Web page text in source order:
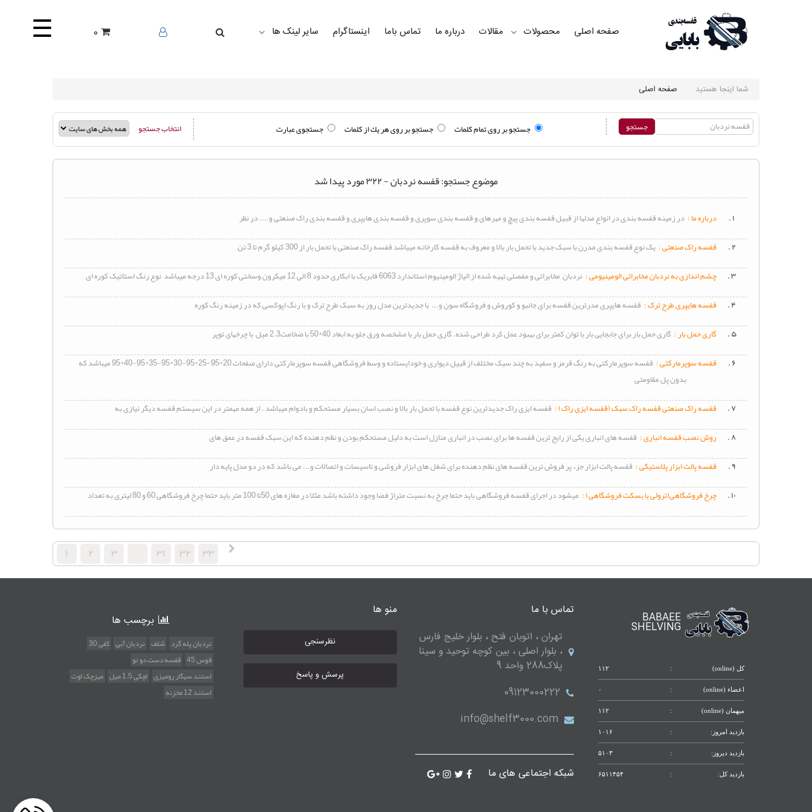
4
صفحه اصلی محصولات مقالات درباره ما تماس باما اینستاگرام سایر لینک ها 0
☰
شما اینجا هستید صفحه اصلی
جستجو بر روی تمام كلمات جستجو بر روی هر يك از كلمات جستجوی عبارت انتخاب جستجو
موضوع جستجو: قفسه نردبان - ۳۲۲ مورد پیدا شد
۱ . درباره ما : در زمینهقفسهبندی در انواع مدلها از قبیلقفسهبندی پیچ و مهرهای وقفسهبندی سوپری وقفسهبندی هایپری وقفسهبندی راک صنعتی و.... در نظر
۲ .
قفسهراک صنعتی : یک نوعقفسهبندی مدرن با سبک جدید با تحمل بار بالا و معروف بهقفسهکارخانه میباشدقفسهراک صنعتی با تحمل بار از 300 کیلو گرم تا 3 تن
۳ .
چشم اندازی به نردبان مخابراتی الومینیومی : نردبان مخابراتی و مفصلی تهیه شده از الیاژ الومینیوم استاندارد 6063 فابریک با ابکاری حدود 8 الی 12 میکرون وسختی کوره ای 13 درجه میباشد نوع رنگ استاتیک کوره ای
۴ .
قفسههایپری طرح ترک : قفسههایپری مدرترینقفسهبرای جانبو و کوروش و فروشگاه سون و... با جدیدترین مدل روز به سبک طرح ترک و با رنگ اپوکسی که در زمینه رنگ کوره
۵ .
گاری حمل بار : گاری حمل بار برای جابجایی بار با توان کمتر برای بهبود عمل کرد طراحی شده. گاری حمل بار با مشخصه ورق جلو به ابعاد 40*50 با ضخامت2.3 میل با چرخهای توپر
۶ .
قفسهسوپرمارکتی : قفسهسوپرمارکتی به رنگ قرمز و سفید به چند سبک مختلف از قبیل دیواری و خودایستاده و وسط فروشگاهیقفسه
سوپرمارکتی دارای صفحات 20*95-25*95-30*95-35*95-40*95 میباشد که
بدون پل مقاومتی
۷ .
قفسهراک صنعتیقفسهراک سبک (قفسهایزی راک) : قفسهایزی راک جدیدترین نوعقفسهبا تحمل بار بالا و نصب اسان بسیار مستحکم و بادوام میباشد . از همه مهمتر در این سیستمقفسهدیگر نیازی به
۸ .
روش نصبقفسهانباری : قفسههای انباری یکی از رایج ترینقفسهها برای نصب در انباری منازل است به دلیل مستحکم بودن و نظم دهنده که این سبکقفسهدر عمق های
۹ .
قفسهپالت ابزار پلاستیکی : قفسهپالت ابزار جزء پر فروش ترینقفسههای نظم دهنده برای شغل های ابزار فروشی و تاسیسات و اتصالات و... می باشد که در دو مدل پایه دار
۱۰ .
چرخ فروشگاهی(ترولی یا بسکت فروشگاهی) : میشود در اجرایقفسهفروشگاهی باید حتما جرخ به نسبت متراژ فضا وجود داشته باشد مثلا در مغازه های 50تا 100 متر باید حتما چرخ فروشگاهی 60 و 80 لیتری به تعداد
۱ ۲ ۳ ۳۱ ۳۲ ۳۳
BABAEE
SHELVING
کل (online) : ۱۱۲
اعضاء (online) : ۰
میهمان (online) : ۱۱۲
بازدید امروز: : ۱۰۱۶
بازدید دیروز: : ۵۱۰۳
بازدید کل: : ۶۵۱۱۴۵۴
تماس با ما
تهران ، اتوبان فتح ، بلوار خلیج فارس
، بلوار اصلی ، بین کوچه توحید و سینا
پلاک288 واحد 9
09123000222
info@shelf3000.com
شبکه اجتماعی های ما
منو ها
نظرسنجی
پرسش و پاسخ
برچسب ها
نردبان پله گرد شلف نردبان آبی کفی 30
قوس 45
قفسه دست دو نو
استند سیگار رومیزی لچکی 1.5 میل
میزچک اوت
استند 12 مخزنه